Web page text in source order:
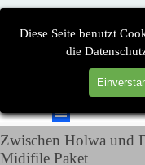
Diese Seite benutzt
die
Direkt zum Seiteninhalt
Zwischen Holwa und
Midifile Paket